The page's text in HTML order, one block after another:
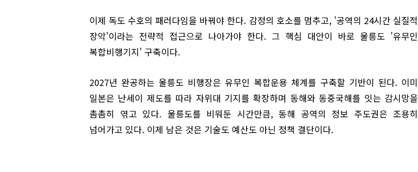
이제 독도 수호의 패러다임을 바꿔야 한다. 감정의 호소를 멈추고, '공역의 24시간 실질적
장악'이라는 전략적 접근으로 나아가야 한다. 그 핵심 대안이 바로 울릉도 '유무인
복합비행기지' 구축이다.
2027년 완공하는 울릉도 비행장은 유무인 복합운용 체계를 구축할 기반이 된다. 이미
일본은 난세이 제도를 따라 자위대 기지를 확장하며 동해와 동중국해를 잇는 감시망을
촘촘히 엮고 있다. 울릉도를 비워둔 시간만큼, 동해 공역의 정보 주도권은 조용히
넘어가고 있다. 이제 남은 것은 기술도 예산도 아닌 정책 결단이다.